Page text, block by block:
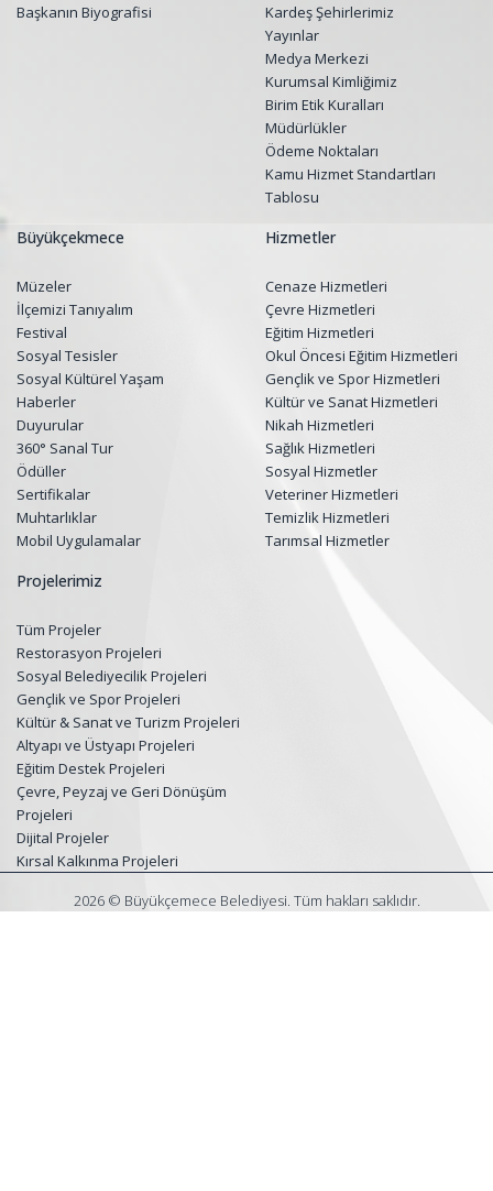
Başkanın Biyografisi
Kardeş Şehirlerimiz
Yayınlar
Medya Merkezi
Kurumsal Kimliğimiz
Birim Etik Kuralları
Müdürlükler
Ödeme Noktaları
Kamu Hizmet Standartları
Tablosu
Büyükçekmece
Müzeler
İlçemizi Tanıyalım
Festival
Sosyal Tesisler
Sosyal Kültürel Yaşam
Haberler
Duyurular
360° Sanal Tur
Ödüller
Sertifikalar
Muhtarlıklar
Mobil Uygulamalar
Hizmetler
Cenaze Hizmetleri
Çevre Hizmetleri
Eğitim Hizmetleri
Okul Öncesi Eğitim Hizmetleri
Gençlik ve Spor Hizmetleri
Kültür ve Sanat Hizmetleri
Nikah Hizmetleri
Sağlık Hizmetleri
Sosyal Hizmetler
Veteriner Hizmetleri
Temizlik Hizmetleri
Tarımsal Hizmetler
Projelerimiz
Tüm Projeler
Restorasyon Projeleri
Sosyal Belediyecilik Projeleri
Gençlik ve Spor Projeleri
Kültür & Sanat ve Turizm Projeleri
Altyapı ve Üstyapı Projeleri
Eğitim Destek Projeleri
Çevre, Peyzaj ve Geri Dönüşüm
Projeleri
Dijital Projeler
Kırsal Kalkınma Projeleri
2026 © Büyükçemece Belediyesi. Tüm hakları saklıdır.